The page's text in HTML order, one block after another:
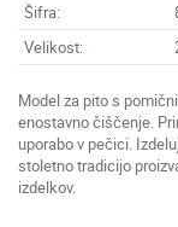
Šifra:
Velikost:
Model za pito s
enostavno čiščenje.
uporabo v pečici.
stoletno tradicijo
izdelkov.